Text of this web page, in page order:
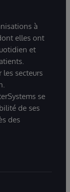
à
elles ont
et
les secteurs
se
de ses
des